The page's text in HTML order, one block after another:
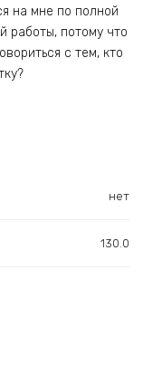
на мне по полной
работы, потому что
с тем, кто
нет
130.0